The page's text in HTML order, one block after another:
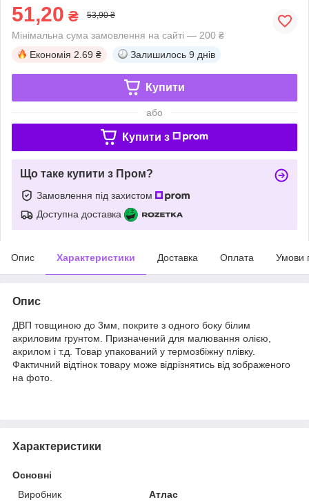
51,20 ₴ 53,90 ₴
Мінімальна сума замовлення на сайті — 200 ₴
Економія 2.69 ₴ Залишилось 9 днів
Купити
або
Купити з
Що таке купити з Пром?
Замовлення під захистом
Доступна доставка
Опис Характеристики Доставка Оплата Умови
Опис
ДВП товщиною до 3мм, покрите з одного боку білим
акриловим грунтом. Призначений для малювання олією,
акрилом і т.д. Товар упакований у термозбіжну плівку.
Фактичний відтінок товару може відрізнятись від зображеного
на фото.
Характеристики
Основні
Виробник
Атлас